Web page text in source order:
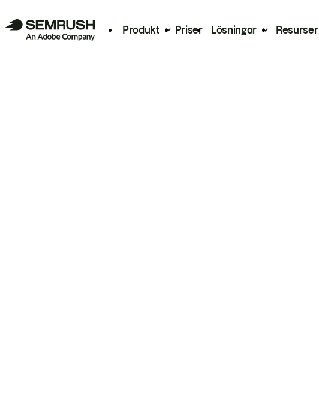
Produkt Priser Lösningar Resurser